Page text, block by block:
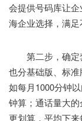
会提供号码库让
海企业选择，满足
第二步，确定
也分基础版、标
如每月1000分钟
钟算；通话量大
更划算，平均下